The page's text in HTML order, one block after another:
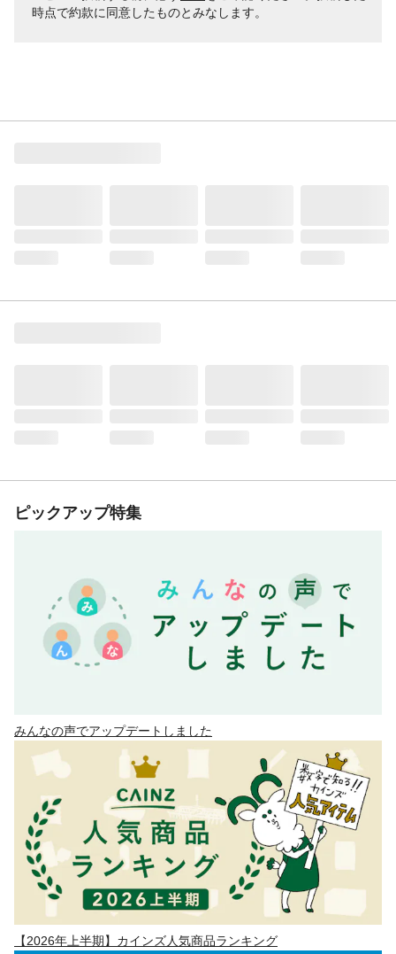
時点で約款に同意したものとみなします。
ピックアップ特集
みんなの声でアップデートしました
【2026年上半期】カインズ人気商品ランキング